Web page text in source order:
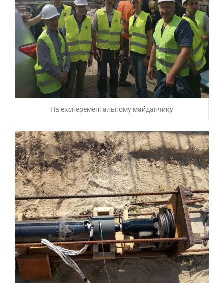
На експерементальному майданчику